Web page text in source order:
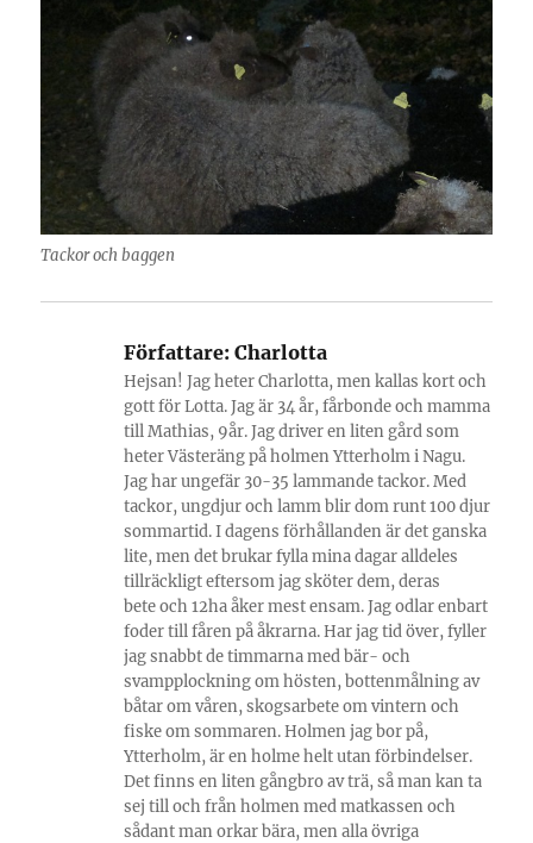
Tackor och baggen
Författare: Charlotta
Hejsan! Jag heter Charlotta, men kallas kort och
gott för Lotta. Jag är 34 år, fårbonde och mamma
till Mathias, 9år. Jag driver en liten gård som
heter Västeräng på holmen Ytterholm i Nagu.
Jag har ungefär 30-35 lammande tackor. Med
tackor, ungdjur och lamm blir dom runt 100 djur
sommartid. I dagens förhållanden är det ganska
lite, men det brukar fylla mina dagar alldeles
tillräckligt eftersom jag sköter dem, deras
bete och 12ha åker mest ensam. Jag odlar enbart
foder till fåren på åkrarna. Har jag tid över, fyller
jag snabbt de timmarna med bär- och
svampplockning om hösten, bottenmålning av
båtar om våren, skogsarbete om vintern och
fiske om sommaren. Holmen jag bor på,
Ytterholm, är en holme helt utan förbindelser.
Det finns en liten gångbro av trä, så man kan ta
sej till och från holmen med matkassen och
sådant man orkar bära, men alla övriga